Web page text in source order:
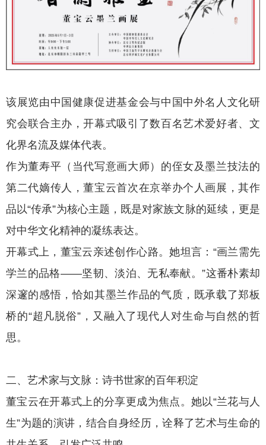
该展览由中国健康促进基金会与中国中外名人文化研
究会联合主办，开幕式吸引了数百名艺术爱好者、文
化界名流及媒体代表。
作为董寿平（当代写意画大师）的侄女及墨兰技法的
第二代嫡传人，董宝云首次在京举办个人画展，其作
品以“传承”为核心主题，既是对家族文脉的延续，更是
对中华文化精神的凝练表达。
开幕式上，董宝云亲述创作心路。她坦言：“画兰需先
学兰的品格——坚韧、淡泊、无私奉献。”这番朴素却
深邃的感悟，恰如其墨兰作品的气质，既承载了郑板
桥的“超凡脱俗”，又融入了现代人对生命与自然的哲
思。
二、艺术家与文脉：诗书世家的百年积淀
董宝云在开幕式上的分享更成为焦点。她以“兰花与人
生”为题的演讲，结合自身经历，诠释了艺术与生命的